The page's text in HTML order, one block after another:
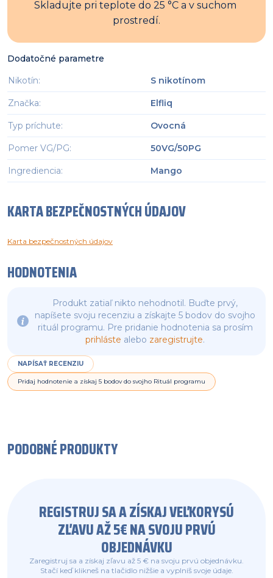
Skladujte pri teplote do 25 °C a v suchom
prostredí.
Dodatočné parametre
Nikotín: S nikotínom
Značka: Elfliq
Typ príchute: Ovocná
Pomer VG/PG: 50VG/50PG
Ingrediencia: Mango
KARTA BEZPEČNOSTNÝCH ÚDAJOV
Karta bezpečnostných údajov
HODNOTENIA
Produkt zatiaľ nikto nehodnotil. Buďte prvý,
napíšete svoju recenziu a získajte 5 bodov do svojho
rituál programu. Pre pridanie hodnotenia sa prosím
prihláste alebo zaregistrujte.
NAPÍSAŤ RECENZIU
Pridaj hodnotenie a získaj 5 bodov do svojho Rituál programu
PODOBNÉ PRODUKTY
REGISTRUJ SA A ZÍSKAJ VEĽKORYSÚ
ZĽAVU AŽ 5€ NA SVOJU PRVÚ
OBJEDNÁVKU
Zaregistruj sa a získaj zľavu až 5 € na svoju prvú objednávku.
Stačí keď klikneš na tlačidlo nižšie a vyplníš svoje údaje.